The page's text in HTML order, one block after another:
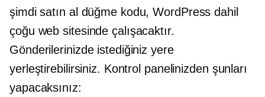
şimdi satın al düğme kodu, WordPress dahil
çoğu web sitesinde çalışacaktır.
Gönderilerinizde istediğiniz yere
yerleştirebilirsiniz. Kontrol panelinizden şunları
yapacaksınız: